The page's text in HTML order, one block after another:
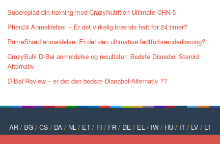
Superoplad din træning med CrazyNutrition Ultimate CRN-5
Phen24 Anmeldelser – Er det virkelig brænde fedt for 24 timer?
PrimeShred anmeldelse: Er det den ultimative fedtforbrænderløsning?
CrazyBulk D-Bal anmeldelse og resultater: Bedste Dianabol Steroid
Alternativ
D-Bal Review – er det den bedste Dianabol Alternativ ??
AR/ BG/ CS / DA / NL / ET/ FI / FR/ DE / EL / IW/ HU/ IT/ LV/ LT
/NO/PT/PL/RO/RU/SK/SL/ES/SV/TR/UK